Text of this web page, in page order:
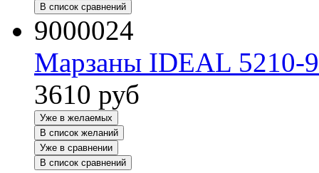
В список сравнений
9000024
Марзаны IDEAL 5210-
3610 руб
Уже в желаемых
В список желаний
Уже в сравнении
В список сравнений